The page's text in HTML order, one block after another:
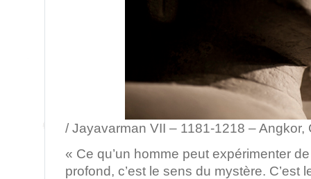
/ Jayavarman VII – 1181-1218 – Angkor,
« Ce qu’un homme peut expérimenter
profond, c’est le sens du mystère. C’est